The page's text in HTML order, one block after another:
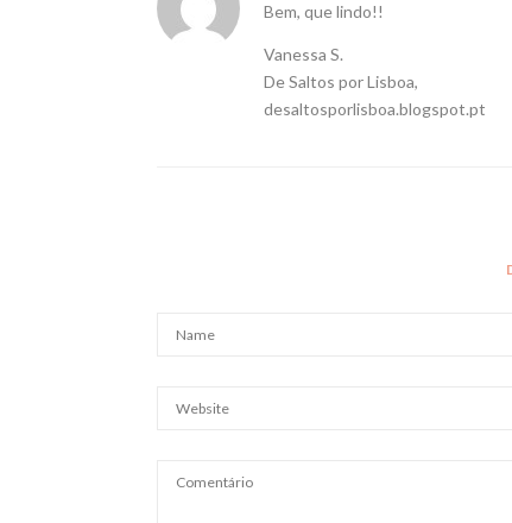
Bem, que lindo!!
Vanessa S.
De Saltos por Lisboa,
desaltosporlisboa.blogspot.pt